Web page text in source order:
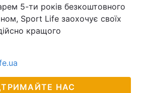
5-ти років безкоштовного
Sport Life заохочує своїх
кращого
НАС